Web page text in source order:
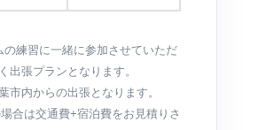
練習に一緒に参加させていただ
く出張プランとなります。
市内からの出張となります。
合は交通費+宿泊費をお見積りさ